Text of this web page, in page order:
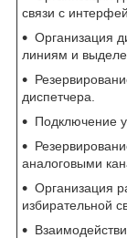
связи с
Организация
линиям и
диспетчера.
Подключение
аналоговыми
Организация
избирательной